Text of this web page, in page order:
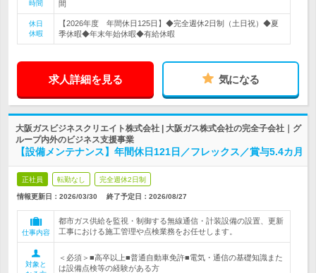
時間
間
休日
休暇
【2026年度 年間休日125日】◆完全週休2日制（土日祝）◆夏
季休暇◆年末年始休暇◆有給休暇
求人詳細を見る 気になる
大阪ガスビジネスクリエイト株式会社 | 大阪ガス株式会社の完全子会社｜グ
ループ内外のビジネス支援事業
【設備メンテナンス】年間休日121日／フレックス／賞与5.4カ月
正社員 転勤なし 完全週休2日制
情報更新日：2026/03/30 終了予定日： 2026/08/27
仕事内容
都市ガス供給を監視・制御する無線通信・計装設備の設置、更新
工事における施工管理や点検業務をお任せします。
対象と
＜必須＞■高卒以上■普通自動車免許■電気・通信の基礎知識また
は設備点検等の経験がある方